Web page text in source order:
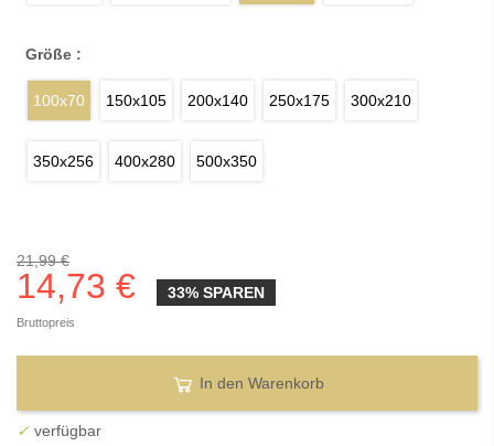
Größe :
100x70 150x105 200x140 250x175 300x210
350x256 400x280 500x350
21,99 €
14,73 € 33% SPAREN
Bruttopreis
In den Warenkorb
✓ verfügbar